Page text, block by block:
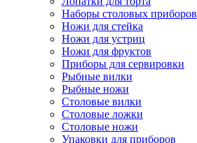
Наборы столовых приборов
Ножи для стейка
Ножи для устриц
Ножи для фруктов
Приборы для сервировки
Рыбные вилки
Рыбные ножи
Столовые вилки
Столовые ложки
Столовые ножи
Упаковки для приборов